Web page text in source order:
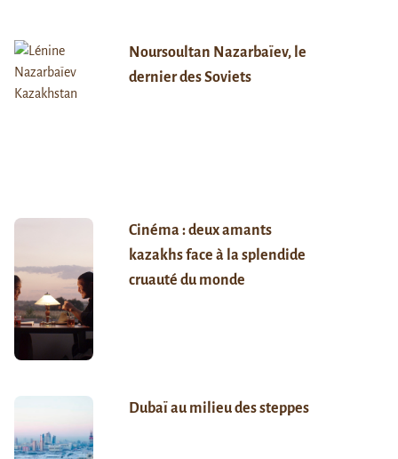
Noursoultan Nazarbaïev, le
dernier des Soviets
Cinéma : deux amants
kazakhs face à la splendide
cruauté du monde
Dubaï au milieu des steppes